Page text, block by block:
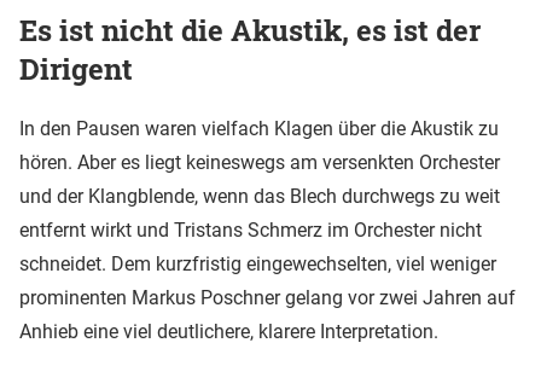
Es ist nicht die Akustik, es ist der
Dirigent
In den Pausen waren vielfach Klagen über die Akustik zu
hören. Aber es liegt keineswegs am versenkten Orchester
und der Klangblende, wenn das Blech durchwegs zu weit
entfernt wirkt und Tristans Schmerz im Orchester nicht
schneidet. Dem kurzfristig eingewechselten, viel weniger
prominenten Markus Poschner gelang vor zwei Jahren auf
Anhieb eine viel deutlichere, klarere Interpretation.